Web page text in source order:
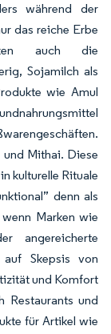
während der
das reiche Erbe
auch die
Sojamilch als
wie Amul
und Mithai. Diese
kulturelle Rituale
denn als
Marken wie
angereicherte
auf Skepsis von
und Komfort
Restaurants und
für Artikel wie